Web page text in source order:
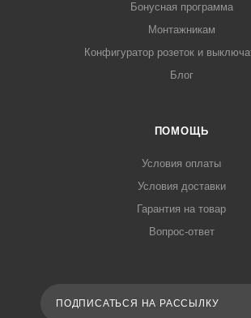
Бонусная программа
Монтажникам
Конфигуратор розеток и
Блог
ПОМОЩЬ
Условия оплаты
Условия доставки
Гарантия на товар
Вопрос-ответ
ПОДПИСАТЬСЯ НА РАССЫЛКУ